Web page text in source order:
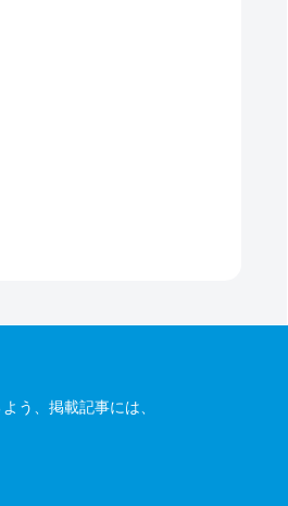
う、掲載記事には、